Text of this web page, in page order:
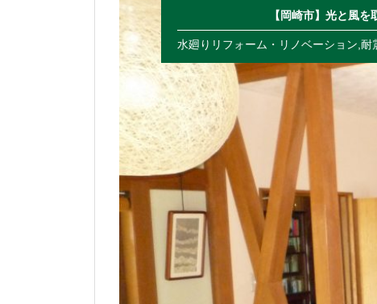
【岡崎市】光と風を
水廻りリフォーム・リノベーション,耐